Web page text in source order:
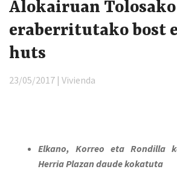
Alokairuan
eraberritutako bost
huts
23/05/2017 | Vivienda
Elkano, Korreo eta Rondilla
Herria Plazan daude kokatuta